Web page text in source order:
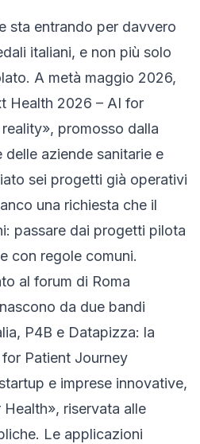
sta entrando per davvero
italiani, e non più solo
A metà maggio 2026,
Health 2026 – AI for
promosso dalla
delle aziende sanitarie e
sei progetti già operativi
una richiesta che il
passare dai progetti pilota
con regole comuni.
al forum di Roma
da due bandi
P4B e Datapizza: la
Patient Journey
e imprese innovative,
riservata alle
Le applicazioni